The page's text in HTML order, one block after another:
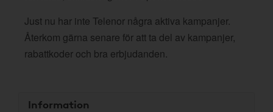
Just nu har inte Telenor några aktiva kampanjer.
Återkom gärna senare för att ta del av kampanjer,
rabattkoder och bra erbjudanden.
Information